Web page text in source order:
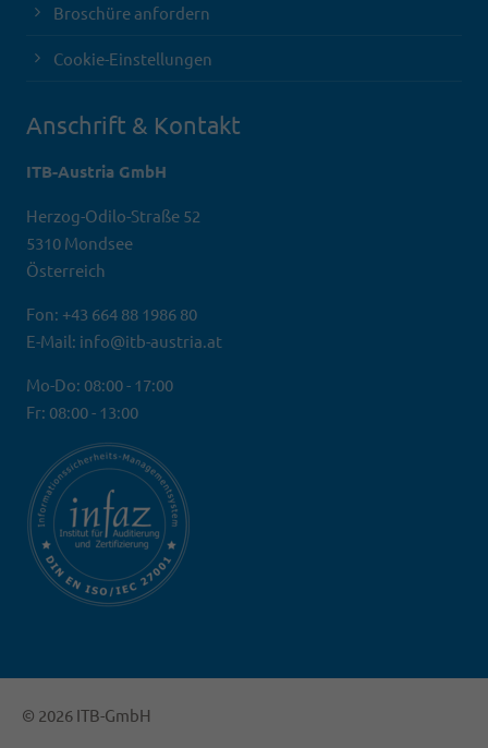
Broschüre anfordern
Cookie-Einstellungen
Anschrift & Kontakt
ITB-Austria GmbH
Herzog-Odilo-Straße 52
5310 Mondsee
Österreich
Fon: +43 664 88 1986 80
E-Mail: info@itb-austria.at
Mo-Do: 08:00 - 17:00
Fr: 08:00 - 13:00
© 2026 ITB-GmbH